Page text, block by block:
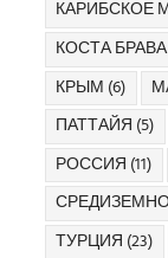
КАРИБСКОЕ
КОСТА БРАВА
КРЫМ (6)
ПАТТАЙЯ (5)
РОССИЯ (11)
ТУРЦИЯ (23)